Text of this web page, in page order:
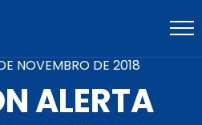
NOVEMBRO DE 2018
ALERTA